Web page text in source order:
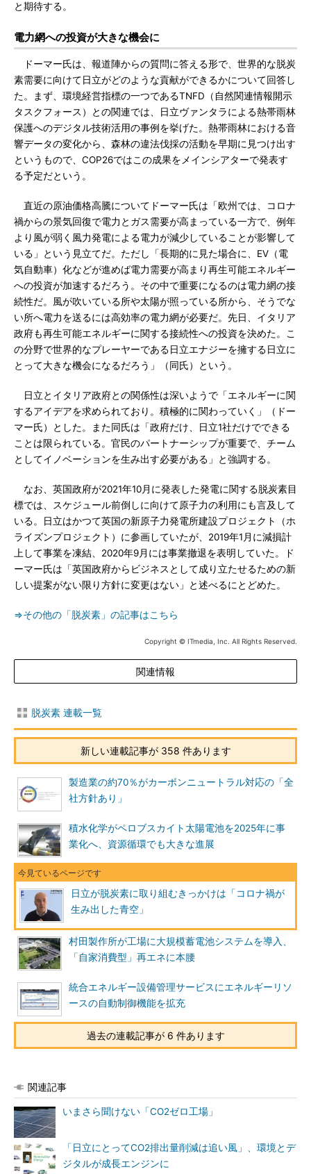
と期待する。
電力網への投資が大きな機会に
ドーマー氏は、報道陣からの質問に答える形で、世界的な脱炭
素需要に向けて日立がどのような貢献ができるかについて回答し
た。まず、環境経営指標の一つであるTNFD（自然関連情報開示
タスクフォース）との関連では、日立ヴァンタラによる熱帯雨林
保護へのデジタル技術活用の事例を挙げた。熱帯雨林における音
響データの変化から、森林の違法伐採の活動を早期に見つけ出す
というもので、COP26ではこの成果をメインシアターで発表す
る予定だという。
直近の原油価格高騰についてドーマー氏は「欧州では、コロナ
禍からの景気回復で電力とガス需要が高まっている一方で、例年
より風が弱く風力発電による電力が減少していることが影響して
いる」という見立てだ。ただし「長期的に見た場合に、EV（電
気自動車）化などが進めば電力需要が高まり再生可能エネルギー
への投資が加速するだろう。その中で重要になるのは電力網の接
続性だ。風が吹いている所や太陽が照っている所から、そうでな
い所へ電力を送るには高効率の電力網が必要だ。先日、イタリア
政府も再生可能エネルギーに関する接続性への投資を決めた。こ
の分野で世界的なプレーヤーである日立エナジーを擁する日立に
とって大きな機会になるだろう」（同氏）という。
日立とイタリア政府との関係性は深いようで「エネルギーに関
するアイデアを求められており。積極的に関わっていく」（ドー
マー氏）とした。また同氏は「政府だけ、日立1社だけでできる
ことは限られている。官民のパートナーシップが重要で、チーム
としてイノベーションを生み出す必要がある」と強調する。
なお、英国政府が2021年10月に発表した発電に関する脱炭素目
標では、スケジュール前倒しに向けて原子力の利用にも言及して
いる。日立はかつて英国の新原子力発電所建設プロジェクト（ホ
ライズンプロジェクト）に参画していたが、2019年1月に減損計
上して事業を凍結、2020年9月には事業撤退を表明していた。ド
ーマー氏は「英国政府からビジネスとして成り立たせるための新
しい提案がない限り方針に変更はない」と述べるにとどめた。
⇒その他の「脱炭素」の記事はこちら
Copyright © ITmedia, Inc. All Rights Reserved.
関連情報
脱炭素 連載一覧
新しい連載記事が 358 件あります
製造業の約70％がカーボンニュートラル対応の「全
社方針あり」
積水化学がペロブスカイト太陽電池を2025年に事
業化へ、資源循環でも大きな進展
日立が脱炭素に取り組むきっかけは「コロナ禍が
生み出した青空」
村田製作所が工場に大規模蓄電池システムを導入、
「自家消費型」再エネに本腰
統合エネルギー設備管理サービスにエネルギーリソ
ースの自動制御機能を拡充
過去の連載記事が 6 件あります
関連記事
いまさら聞けない「CO2ゼロ工場」
「日立にとってCO2排出量削減は追い風」、環境とデ
ジタルが成長エンジンに